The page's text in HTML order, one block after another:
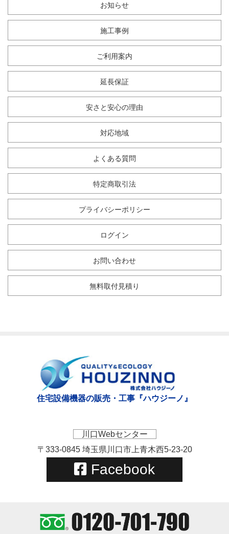
お知らせ
施工事例
ご利用案内
延長保証
安さと安心の理由
対応地域
よくある質問
特定商取引法
プライバシーポリシー
ログイン
お問い合わせ
無料取付見積り
住宅設備機器の販売・工事『ハウジーノ』
川口Webセンター
〒333-0845 埼玉県川口市上青木西5-23-20
Facebook